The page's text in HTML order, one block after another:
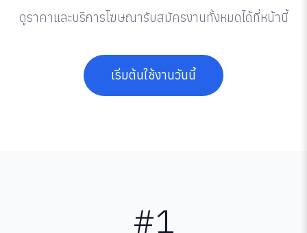
ดูราคาและบริการโฆษณารับสมัครงานทั้งหมดได้ที่หน้านี้
เริ่มต้นใช้งานวันนี้
#1